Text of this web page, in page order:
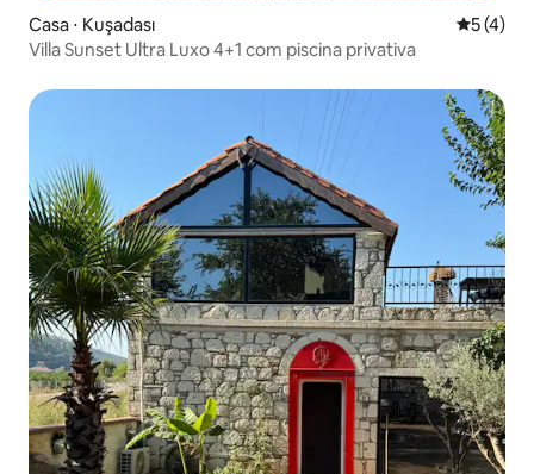
Casa ⋅ Kuşadası 5 de
5 (4)
Villa Sunset Ultra Luxo 4+1 com piscina privativa